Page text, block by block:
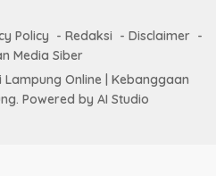
Policy Redaksi
Disclaimer
Media Siber
Online | Kebanggaan
Powered by AI Studio